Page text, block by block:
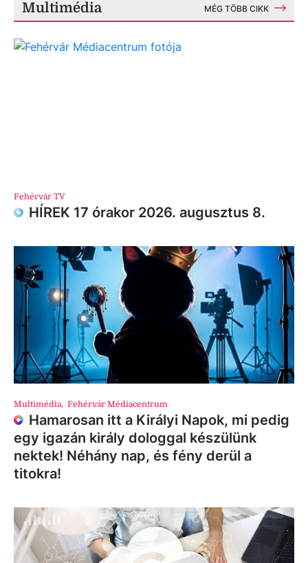
Multimédia MÉG TÖBB CIKK
Fehérvár TV
HÍREK 17 órakor 2026. augusztus 8.
Multimédia, Fehérvár Médiacentrum
Hamarosan itt a Királyi Napok, mi pedig
egy igazán király dologgal készülünk
nektek! Néhány nap, és fény derül a
titokra!